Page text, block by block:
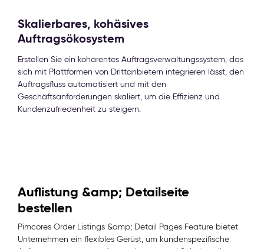
Skalierbares, kohäsives
Auftragsökosystem
Erstellen Sie ein kohärentes Auftragsverwaltungssystem, das
sich mit Plattformen von Drittanbietern integrieren lässt, den
Auftragsfluss automatisiert und mit den
Geschäftsanforderungen skaliert, um die Effizienz und
Kundenzufriedenheit zu steigern.
Auflistung &amp; Detailseite
bestellen
Pimcores Order Listings &amp; Detail Pages Feature bietet
Unternehmen ein flexibles Gerüst, um kundenspezifische